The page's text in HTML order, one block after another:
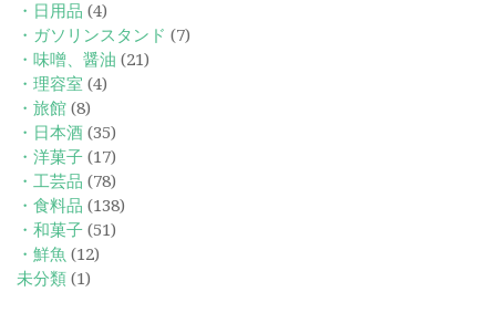
・日用品 (4)
・ガソリンスタンド (7)
・味噌、醤油 (21)
・理容室 (4)
・旅館 (8)
・日本酒 (35)
・洋菓子 (17)
・工芸品 (78)
・食料品 (138)
・和菓子 (51)
・鮮魚 (12)
未分類 (1)